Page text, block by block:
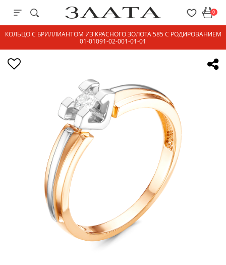
0
КОЛЬЦО С БРИЛЛИАНТОМ ИЗ КРАСНОГО ЗОЛОТА 585 С РОДИРОВАНИЕМ
01-01091-02-001-01-01